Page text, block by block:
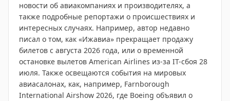
новости об авиакомпаниях и производителях, а
также подробные репортажи о происшествиях и
интересных случаях. Например, автор недавно
писал о том, как «Ижавиа» прекращает продажу
билетов с августа 2026 года, или о временной
остановке вылетов American Airlines из-за IT-сбоя 28
июля. Также освещаются события на мировых
авиасалонах, как, например, Farnborough
International Airshow 2026, где Boeing объявил о